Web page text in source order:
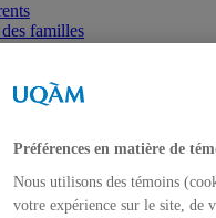
familles
parents
de mesure
Préférences en matière de
Nous utilisons des témoins
votre expérience sur le site, de